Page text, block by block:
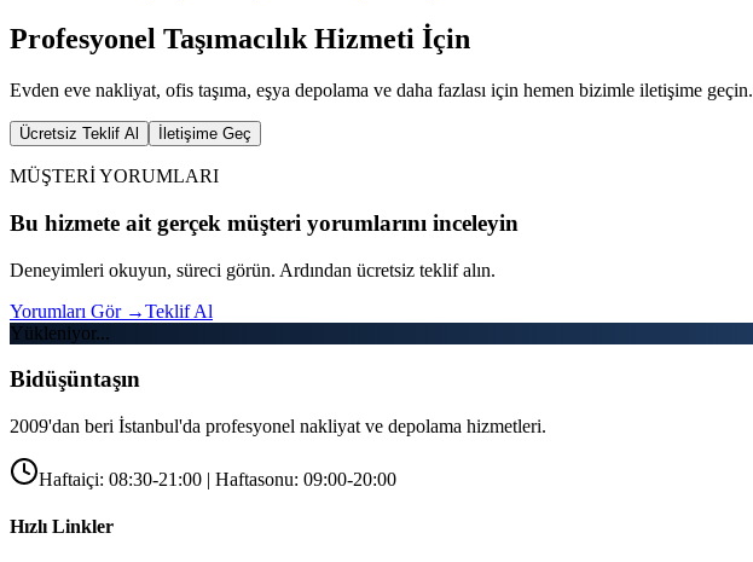
Profesyonel Taşımacılık Hizmeti İçin
Evden eve nakliyat, ofis taşıma, eşya depolama ve daha fazlası için hemen bizimle iletişime geçin.
Ücretsiz Teklif Al İletişime Geç
MÜŞTERİ YORUMLARI
Bu hizmete ait gerçek müşteri yorumlarını inceleyin
Deneyimleri okuyun, süreci görün. Ardından ücretsiz teklif alın.
Yorumları Gör →Teklif Al
Yükleniyor...
Bidüşüntaşın
2009'dan beri İstanbul'da profesyonel nakliyat ve depolama hizmetleri.
Haftaiçi: 08:30-21:00 | Haftasonu: 09:00-20:00
Hızlı Linkler